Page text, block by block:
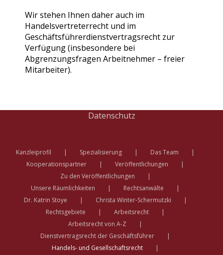
Wir stehen Ihnen daher auch im
Handelsvertreterrecht und im
Geschäftsführerdienstvertragsrecht zur
Verfügung (insbesondere bei
Abgrenzungsfragen Arbeitnehmer – freier
Mitarbeiter).
Datenschutz
Kanzleiprofil Spezialisierung
Das Team
Kooperationspartner
Veröffentlichungen
Zu den Veröffentlichungen
Unsere Räumlichkeiten
Rechtsanwälte
Dr. Katrin Stoye
Christa Winter-Schermutzki
Rechtsgebiete
Arbeitsrecht
Arbeitsrecht von A-Z
Dienstvertragsrecht der Geschäftsführer
Handels- und Gesellschaftsrecht